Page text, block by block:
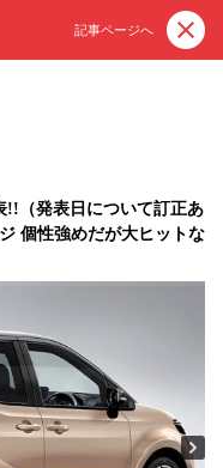
記事ページへ
!!（発表日について訂正あ
個性強めだが大ヒットな